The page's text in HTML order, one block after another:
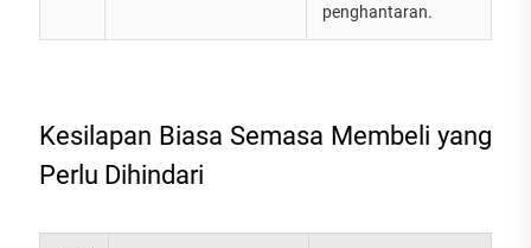
penghantaran.
Kesilapan Biasa Semasa Membeli yang
Perlu Dihindari